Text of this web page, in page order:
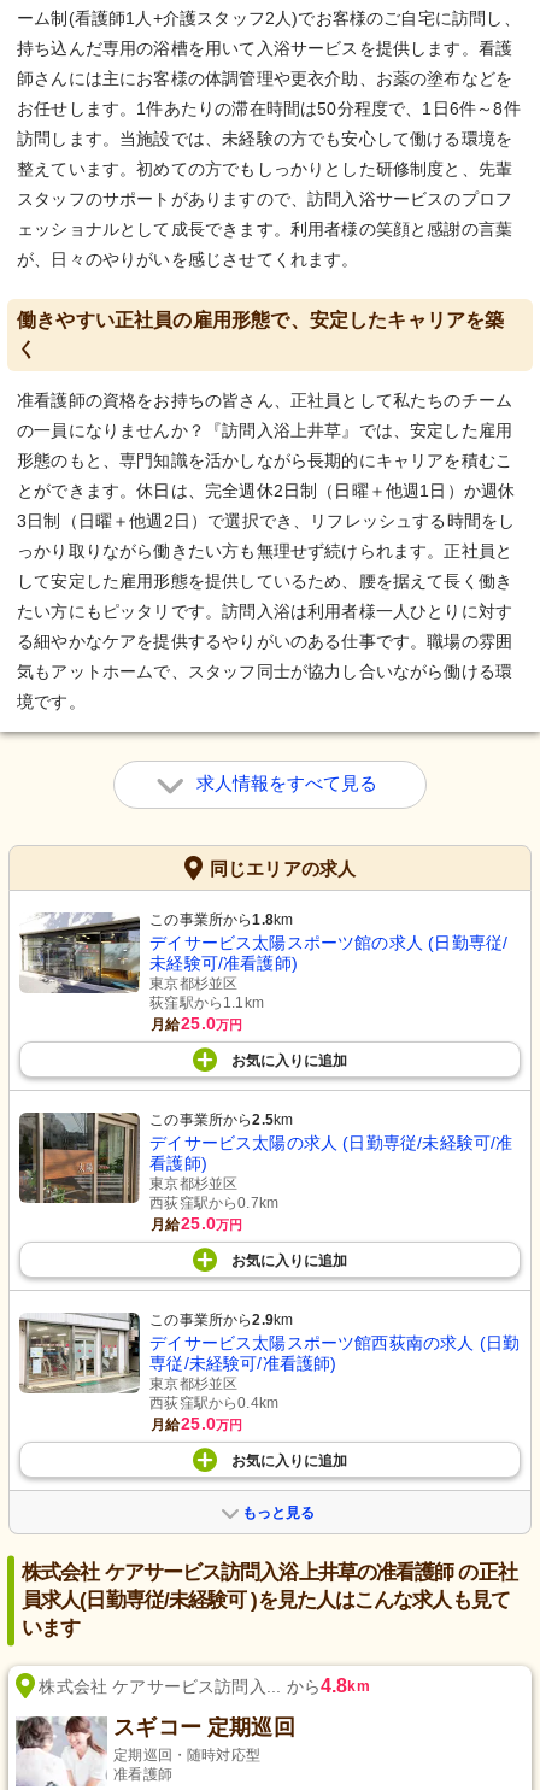
ーム制(看護師1人+介護スタッフ2人)でお客様のご自宅に訪問し、
持ち込んだ専用の浴槽を用いて入浴サービスを提供します。看護
師さんには主にお客様の体調管理や更衣介助、お薬の塗布などを
お任せします。1件あたりの滞在時間は50分程度で、1日6件～8件
訪問します。当施設では、未経験の方でも安心して働ける環境を
整えています。初めての方でもしっかりとした研修制度と、先輩
スタッフのサポートがありますので、訪問入浴サービスのプロフ
ェッショナルとして成長できます。利用者様の笑顔と感謝の言葉
が、日々のやりがいを感じさせてくれます。
働きやすい正社員の雇用形態で、安定したキャリアを築
く
准看護師の資格をお持ちの皆さん、正社員として私たちのチーム
の一員になりませんか？『訪問入浴上井草』では、安定した雇用
形態のもと、専門知識を活かしながら長期的にキャリアを積むこ
とができます。休日は、完全週休2日制（日曜＋他週1日）か週休
3日制（日曜＋他週2日）で選択でき、リフレッシュする時間をし
っかり取りながら働きたい方も無理せず続けられます。正社員と
して安定した雇用形態を提供しているため、腰を据えて長く働き
たい方にもピッタリです。訪問入浴は利用者様一人ひとりに対す
る細やかなケアを提供するやりがいのある仕事です。職場の雰囲
気もアットホームで、スタッフ同士が協力し合いながら働ける環
境です。
求人情報をすべて見る
同じエリアの求人
この事業所から1.8km
デイサービス太陽スポーツ館の求人 (日勤専従/
未経験可/准看護師)
東京都杉並区
荻窪駅から1.1km
月給25.0万円
お気に入り に追加
この事業所から2.5km
デイサービス太陽の求人 (日勤専従/未経験可/准
看護師)
東京都杉並区
西荻窪駅から0.7km
月給25.0万円
お気に入り に追加
この事業所から2.9km
デイサービス太陽スポーツ館西荻南の求人 (日勤
専従/未経験可/准看護師)
東京都杉並区
西荻窪駅から0.4km
月給25.0万円
お気に入り に追加
もっと見る
株式会社 ケアサービス訪問入浴上井草の准看護師 の正社
員求人(日勤専従/未経験可 )を見た人はこんな求人も見て
います
株式会社 ケアサービス訪問入... から4.8km
スギコー 定期巡回
定期巡回・随時対応型
准看護師